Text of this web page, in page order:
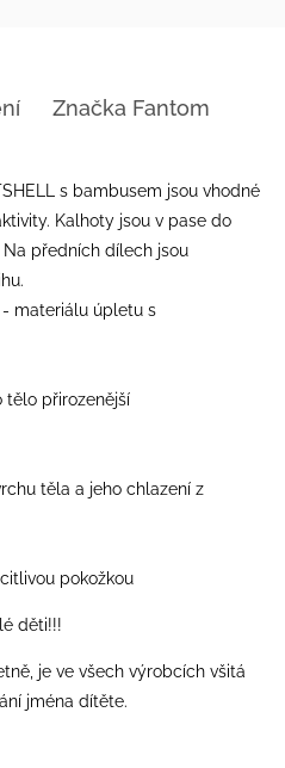
Značka Fantom
s bambusem jsou vhodné
Kalhoty jsou v pase do
předních dílech jsou
- materiálu úpletu s
tělo přirozenější
těla a jeho chlazení z
pokožkou
děti!!!
je ve všech výrobcích všitá
jména dítěte.